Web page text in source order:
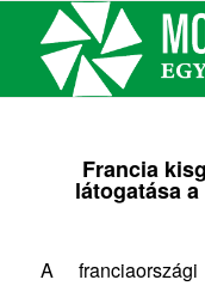
Francia
látogatása
A